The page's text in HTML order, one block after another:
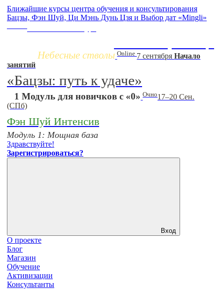
Ближайшие курсы центра обучения и консультирования
Бацзы, Фэн Шуй, Ци Мэнь Дунь Цзя и Выбор дат «Mingli»
Небесные стволы Online 7 сентябряНачало
занятий
«Бацзы: путь к удаче»
1 Модуль для новичков с «0» Очно17–20 Сен.
(СПб)
Фэн Шуй Интенсив
Модуль 1: Мощная база
Здравствуйте!
Зарегистрироваться?
Вход
О проекте
Блог
Магазин
Обучение
Активизации
Консультанты